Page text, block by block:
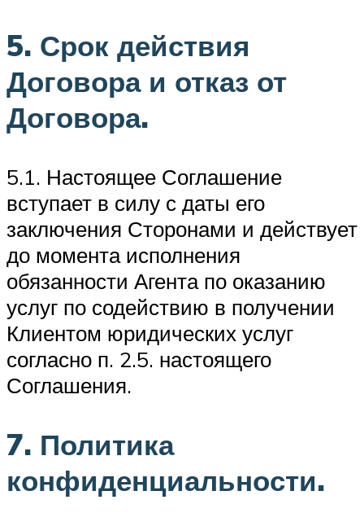
5. Срок действия
Договора и отказ от
Договора.
5.1. Настоящее Соглашение
вступает в силу с даты его
заключения Сторонами и действует
до момента исполнения
обязанности Агента по оказанию
услуг по содействию в получении
Клиентом юридических услуг
согласно п. 2.5. настоящего
Соглашения.
7. Политика
конфиденциальности.